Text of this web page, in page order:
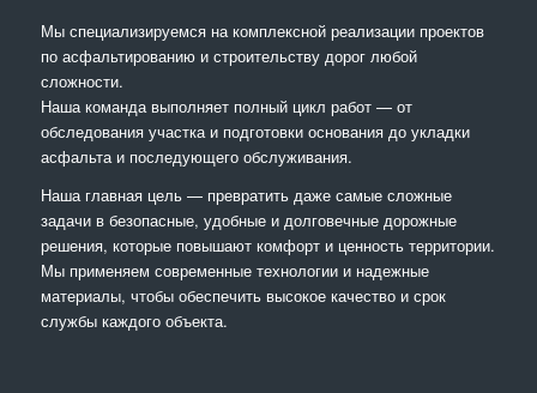
Мы специализируемся на комплексной реализации проектов
по асфальтированию и строительству дорог любой
сложности.
Наша команда выполняет полный цикл работ — от
обследования участка и подготовки основания до укладки
асфальта и последующего обслуживания.
Наша главная цель — превратить даже самые сложные
задачи в безопасные, удобные и долговечные дорожные
решения, которые повышают комфорт и ценность территории.
Мы применяем современные технологии и надежные
материалы, чтобы обеспечить высокое качество и срок
службы каждого объекта.